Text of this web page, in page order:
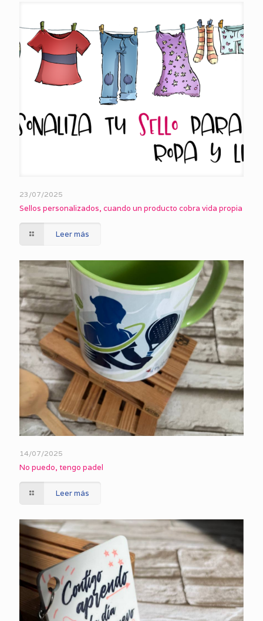
23/07/2025
Sellos personalizados, cuando un producto cobra vida propia
Leer más
14/07/2025
No puedo, tengo padel
Leer más